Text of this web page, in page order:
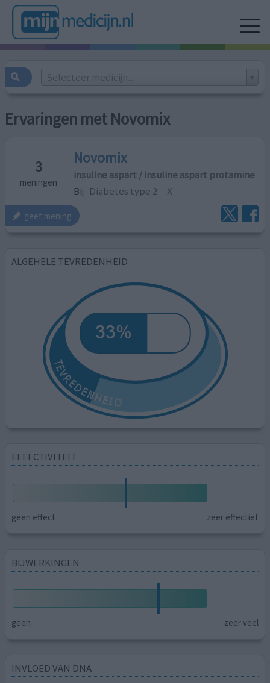
Selecteer medicijn...
Ervaringen met Novomix
3
meningen
Novomix
insuline aspart / insuline aspart protamine
Bij Diabetes type 2 X
geef mening
ALGEHELE TEVREDENHEID
EFFECTIVITEIT
geen effect zeer effectief
BIJWERKINGEN
geen zeer veel
INVLOED VAN DNA